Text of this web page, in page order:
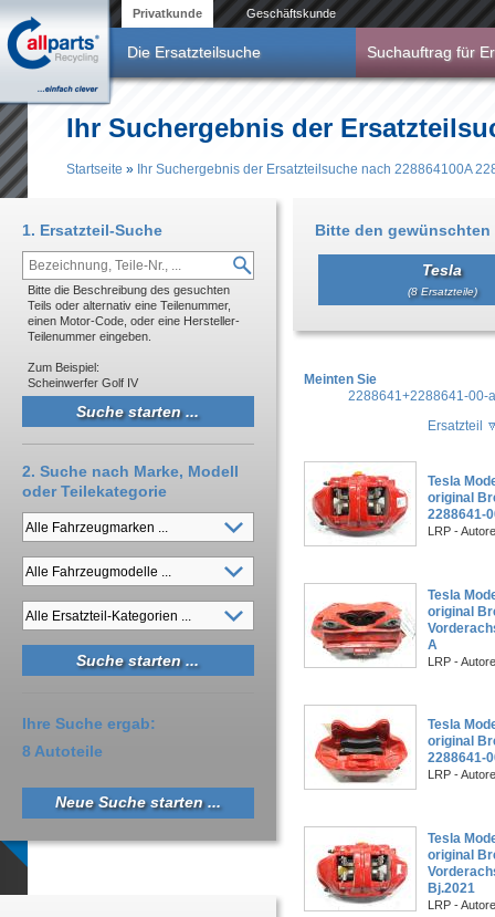
Privatkunde Geschäftskunde
Die Ersatzteilsuche Suchauftrag für
Ihr Suchergebnis der
Startseite » Ihr Suchergebnis der Ersatzteilsuche nach 228864100A
Bitte den gewünschten
Tesla
(8 Ersatzteile)
Meinten Sie
2288641+2288641-00-a
Ersatzteil
Tesla
original
2288641-
LRP -
Tesla
original
A
LRP -
Tesla
original
2288641-
LRP -
Tesla
original
Bj.2021
LRP -
1. Ersatzteil-Suche
Bitte die Beschreibung des gesuchten
Teils oder alternativ eine Teilenummer,
einen Motor-Code, oder eine Hersteller-
Teilenummer eingeben.
Zum Beispiel:
Scheinwerfer Golf IV
2. Suche nach Marke, Modell
oder Teilekategorie
Ihre Suche ergab:
8 Autoteile
Neue Suche starten ...